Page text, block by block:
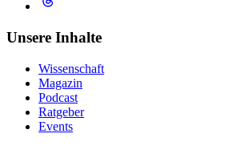
Unsere Inhalte
Wissenschaft
Magazin
Podcast
Ratgeber
Events